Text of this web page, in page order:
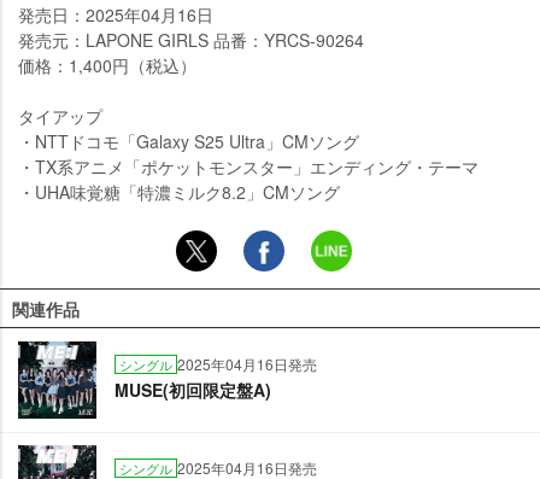
発売日：2025年04月16日
発売元：LAPONE GIRLS 品番：YRCS-90264
価格：1,400円（税込）
タイアップ
・NTTドコモ「Galaxy S25 Ultra」CMソング
・TX系アニメ「ポケットモンスター」エンディング・テーマ
・UHA味覚糖「特濃ミルク8.2」CMソング
関連作品
シングル 2025年04月16日発売
MUSE(初回限定盤A)
シングル 2025年04月16日発売